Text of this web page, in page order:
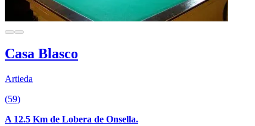
Casa Blasco
Artieda
(59)
A 12.5 Km de Lobera de Onsella.